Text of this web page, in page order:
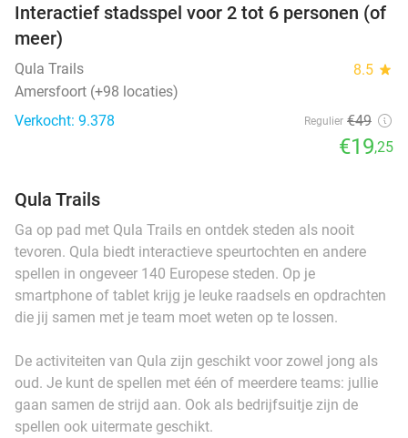
Interactief stadsspel voor 2 tot 6 personen (of
meer)
Qula Trails 8.5 star
Amersfoort (+98 locaties)
Verkocht: 9.378
Regulier €49
€19,25
Qula Trails
Ga op pad met Qula Trails en ontdek steden als nooit
tevoren. Qula biedt interactieve speurtochten en andere
spellen in ongeveer 140 Europese steden. Op je
smartphone of tablet krijg je leuke raadsels en opdrachten
die jij samen met je team moet weten op te lossen.
De activiteiten van Qula zijn geschikt voor zowel jong als
oud. Je kunt de spellen met één of meerdere teams: jullie
gaan samen de strijd aan. Ook als bedrijfsuitje zijn de
spellen ook uitermate geschikt.